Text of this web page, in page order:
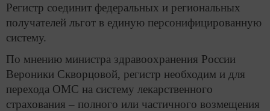
Регистр соединит федеральных и региональных
получателей льгот в единую персонифицированную
систему.
По мнению министра здравоохранения России
Вероники Скворцовой, регистр необходим и для
перехода ОМС на систему лекарственного
страхования – полного или частичного возмещения